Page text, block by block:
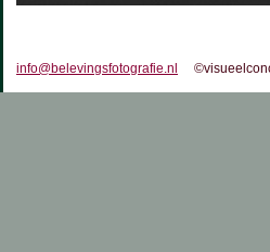
info@belevingsfotografie.nl